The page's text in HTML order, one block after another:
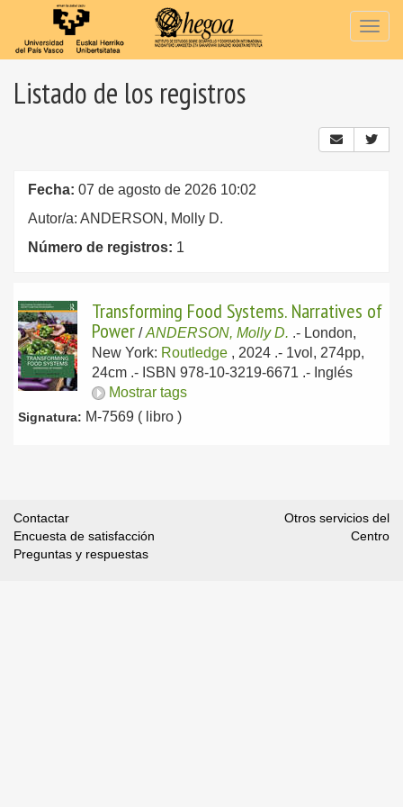
Listado de los registros
Fecha: 07 de agosto de 2026 10:02
Autor/a: ANDERSON, Molly D.
Número de registros: 1
Transforming Food Systems. Narratives of
Power /ANDERSON, Molly D. .- London,
New York: Routledge , 2024 .- 1vol, 274pp,
24cm .- ISBN 978-10-3219-6671 .- Inglés
Mostrar tags
Signatura: M-7569 ( libro )
Contactar
Encuesta de satisfacción
Preguntas y respuestas
Otros servicios del
Centro